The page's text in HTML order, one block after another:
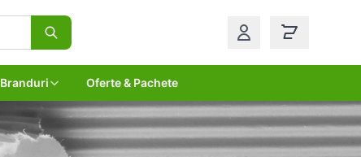
Branduri Oferte & Pachete